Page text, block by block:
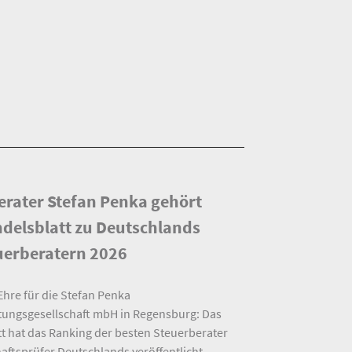
Stefan Penka gehört
zu Deutschlands
2026
für die Stefan Penka
mbH in Regensburg: Das
hat das Ranking der besten Steuerberater